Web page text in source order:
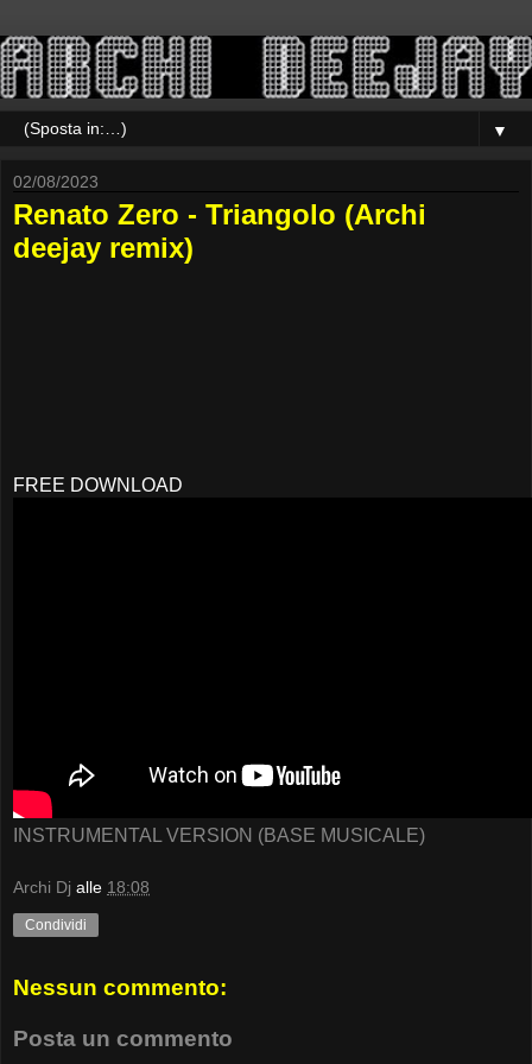
▼
02/08/2023
Renato Zero - Triangolo (Archi
deejay remix)
FREE DOWNLOAD
INSTRUMENTAL VERSION (BASE MUSICALE)
Archi Dj alle 18:08
Condividi
Nessun commento:
Posta un commento